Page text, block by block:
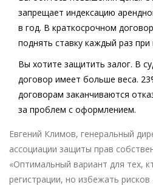
запрещает индексацию
в год. В краткосрочном
поднять ставку каждый раз при
Вы хотите защитить залог. В
договор имеет больше веса.
договорам заканчиваются
за проблем с оформлением.
Евгений Климов, генеральный
ассоциации защиты прав
«Оптимальный вариант для тех,
регистрации, но избежать